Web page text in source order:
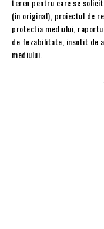
teren pentru care se
(in original), proiectul de
protectia mediului,
de fezabilitate, insotit de
mediului.